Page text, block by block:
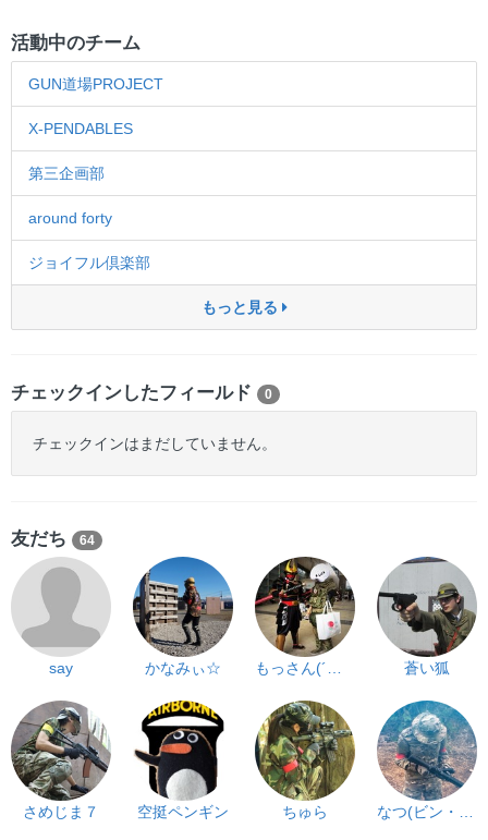
活動中のチーム
GUN道場PROJECT
X-PENDABLES
第三企画部
around forty
ジョイフル倶楽部
もっと見る
チェックインしたフィールド 0
チェックインはまだしていません。
友だち 64
say かなみぃ☆ もっさん(´・ω・｀) 蒼い狐
さめじま７ 空挺ペンギン ちゅら なつ(ビン・カーン)